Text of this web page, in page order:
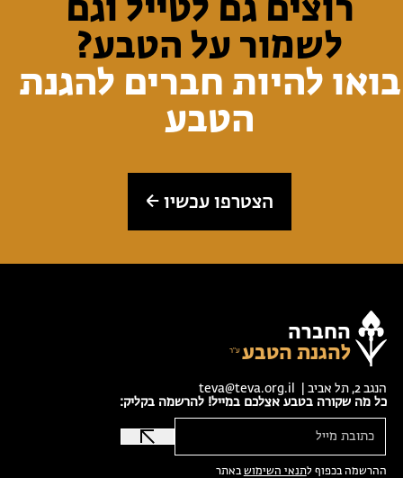
רוצים גם לטייל וגם
לשמור על הטבע?
בואו להיות חברים להגנת
הטבע
הצטרפו עכשיו
החברה
להגנת הטבע
הנגב 2, תל אביב |
teva@teva.org.il
כל מה שקורה בטבע אצלכם במייל! להרשמה בקליק:
ההרשמה בכפוף לתנאי השימושבאתר